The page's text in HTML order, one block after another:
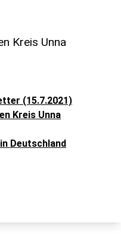
Kreis Unna
(15.7.2021)
Kreis Unna
Deutschland